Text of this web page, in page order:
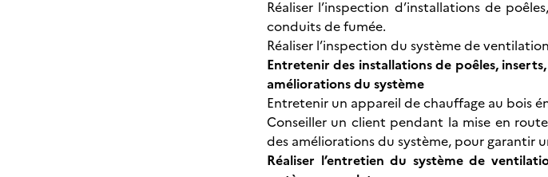
Réaliser l’inspection d’installations de
conduits de fumée.
Réaliser l’inspection du système de
Entretenir des installations de poêles,
améliorations du système
Entretenir un appareil de chauffage au bois
Conseiller un client pendant la mise en
des améliorations du système, pour garantir
Réaliser l’entretien du système de